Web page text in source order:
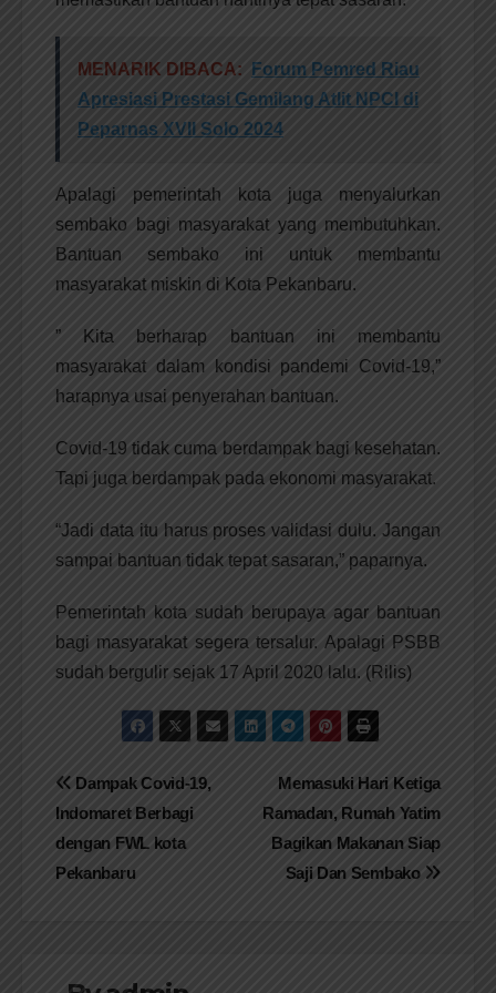
MENARIK DIBACA:
Forum Pemred Riau
Apresiasi Prestasi Gemilang Atlit NPCI di
Peparnas XVII Solo 2024
Apalagi pemerintah kota juga menyalurkan
sembako bagi masyarakat yang membutuhkan.
Bantuan sembako ini untuk membantu
masyarakat miskin di Kota Pekanbaru.
” Kita berharap bantuan ini membantu
masyarakat dalam kondisi pandemi Covid-19,”
harapnya usai penyerahan bantuan.
Covid-19 tidak cuma berdampak bagi kesehatan.
Tapi juga berdampak pada ekonomi masyarakat.
“Jadi data itu harus proses validasi dulu. Jangan
sampai bantuan tidak tepat sasaran,” paparnya.
Pemerintah kota sudah berupaya agar bantuan
bagi masyarakat segera tersalur. Apalagi PSBB
sudah bergulir sejak 17 April 2020 lalu. (Rilis)
Navigasi
pos
Memasuki Hari Ketiga
Ramadan, Rumah Yatim
Bagikan Makanan Siap
Saji Dan Sembako
Dampak Covid-19,
Indomaret Berbagi
dengan FWL kota
Pekanbaru